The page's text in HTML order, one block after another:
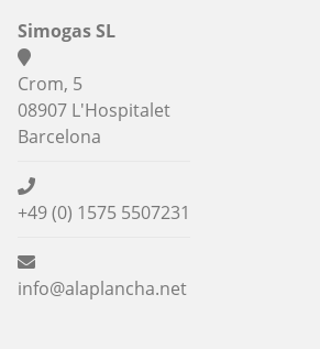
Simogas SL
Crom, 5
08907 L'Hospitalet
Barcelona
+49 (0) 1575 5507231
info@alaplancha.net